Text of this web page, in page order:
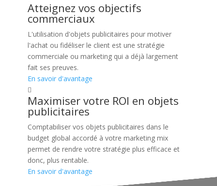
Atteignez vos objectifs
commerciaux
L'utilisation d'objets publicitaires pour motiver
l'achat ou fidéliser le client est une stratégie
commerciale ou marketing qui a déjà largement
fait ses preuves.
En savoir d'avantage
Maximiser votre ROI en objets
publicitaires
Comptabiliser vos objets publicitaires dans le
budget global accordé à votre marketing mix
permet de rendre votre stratégie plus efficace et
donc, plus rentable.
En savoir d'avantage